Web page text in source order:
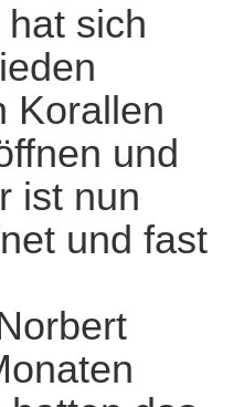
sich
Korallen
und
ist nun
und fast